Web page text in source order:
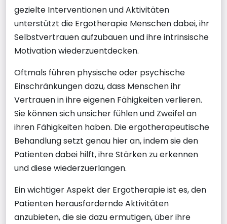
gezielte Interventionen und Aktivitäten
unterstützt die Ergotherapie Menschen dabei, ihr
Selbstvertrauen aufzubauen und ihre intrinsische
Motivation wiederzuentdecken.
Oftmals führen physische oder psychische
Einschränkungen dazu, dass Menschen ihr
Vertrauen in ihre eigenen Fähigkeiten verlieren.
Sie können sich unsicher fühlen und Zweifel an
ihren Fähigkeiten haben. Die ergotherapeutische
Behandlung setzt genau hier an, indem sie den
Patienten dabei hilft, ihre Stärken zu erkennen
und diese wiederzuerlangen.
Ein wichtiger Aspekt der Ergotherapie ist es, den
Patienten herausfordernde Aktivitäten
anzubieten, die sie dazu ermutigen, über ihre